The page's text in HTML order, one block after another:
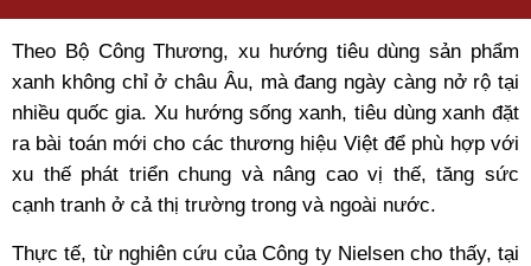
Theo Bộ Công Thương, xu hướng tiêu dùng sản phẩm
xanh không chỉ ở châu Âu, mà đang ngày càng nở rộ tại
nhiều quốc gia. Xu hướng sống xanh, tiêu dùng xanh đặt
ra bài toán mới cho các thương hiệu Việt để phù hợp với
xu thế phát triển chung và nâng cao vị thế, tăng sức
cạnh tranh ở cả thị trường trong và ngoài nước.
Thực tế, từ nghiên cứu của Công ty Nielsen cho thấy, tại